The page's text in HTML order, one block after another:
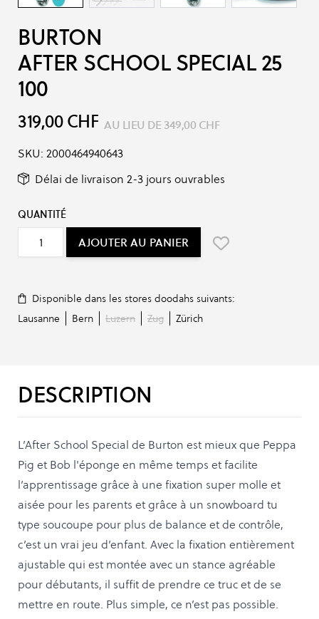
BURTON
AFTER SCHOOL SPECIAL 25
100
319,00 CHF AU LIEU DE 349,00 CHF
SKU: 2000464940643
Délai de livraison 2-3 jours ouvrables
QUANTITÉ
AJOUTER AU PANIER
Disponible dans les stores doodahs suivants:
Lausanne
Bern Luzern Zug Zürich
DESCRIPTION
L’After School Special de Burton est mieux que Peppa
Pig et Bob l'éponge en même temps et facilite
l’apprentissage grâce à une fixation super molle et
aisée pour les parents et grâce à un snowboard tu
type soucoupe pour plus de balance et de contrôle,
c’est un vrai jeu d’enfant. Avec la fixation entièrement
ajustable qui est montée avec un stance agréable
pour débutants, il suffit de prendre ce truc et de se
mettre en route. Plus simple, ce n’est pas possible.